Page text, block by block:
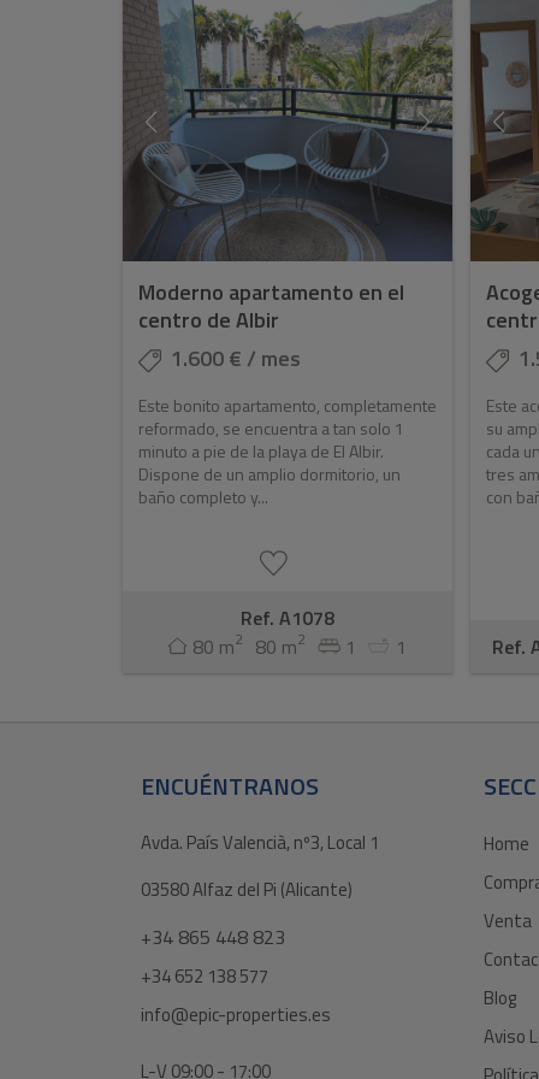
Moderno apartamento en el
centro de Albir
1.600 € / mes
Este bonito apartamento, completamente
reformado, se encuentra a tan solo 1
minuto a pie de la playa de El Albir.
Dispone de un amplio dormitorio, un
baño completo y...
Ref. A1078
80 m2 80 m2 1 1
Este
su
cada
tres
con
Ref.
ENCUÉNTRANOS
Avda. País Valencià, nº3, Local 1
03580 Alfaz del Pi (Alicante)
+34 865 448 823
+34 652 138 577
info@epic-properties.es
L-V 09:00 - 17:00
Home
Venta
Blog
Aviso